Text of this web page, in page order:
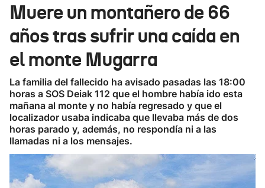
Ikusmiran
Eguraldia
Muere un montañero de 66
años tras sufrir una caída en
el monte Mugarra
La familia del fallecido ha avisado pasadas las 18:00
horas a SOS Deiak 112 que el hombre había ido esta
mañana al monte y no había regresado y que el
localizador usaba indicaba que llevaba más de dos
horas parado y, además, no respondía ni a las
llamadas ni a los mensajes.